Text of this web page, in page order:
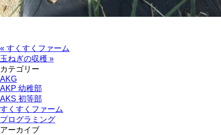
« すくすくファーム
玉ねぎの収穫 »
カテゴリー
AKG
AKP 幼稚部
AKS 初等部
すくすくファーム
プログラミング
アーカイブ